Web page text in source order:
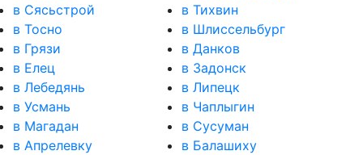
в Сясьстрой
в Тихвин
в Тосно
в Шлиссельбург
в Грязи
в Данков
в Елец
в Задонск
в Лебедянь
в Липецк
в Усмань
в Чаплыгин
в Магадан
в Сусуман
в Апрелевку
в Балашиху